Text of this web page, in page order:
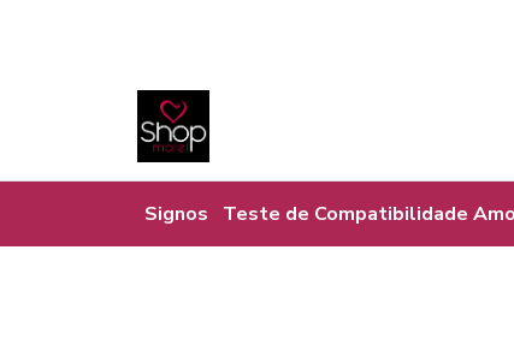
Signos Teste de Compatibilidade